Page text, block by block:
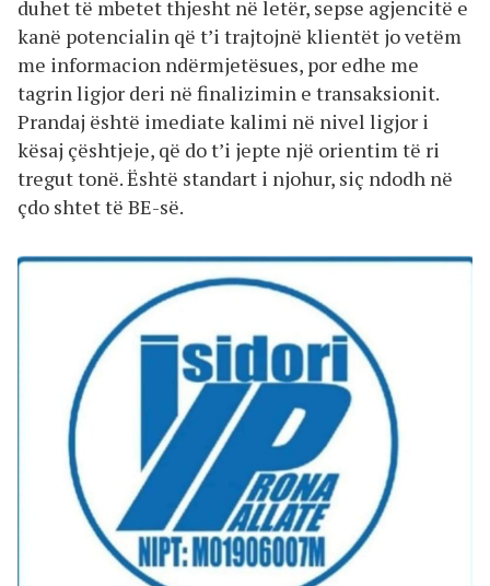
duhet të mbetet thjesht në letër, sepse agjencitë e
kanë potencialin që t’i trajtojnë klientët jo vetëm
me informacion ndërmjetësues, por edhe me
tagrin ligjor deri në finalizimin e transaksionit.
Prandaj është imediate kalimi në nivel ligjor i
kësaj çështjeje, që do t’i jepte një orientim të ri
tregut tonë. Është standart i njohur, siç ndodh në
çdo shtet të BE-së.